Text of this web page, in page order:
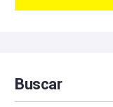
Buscar